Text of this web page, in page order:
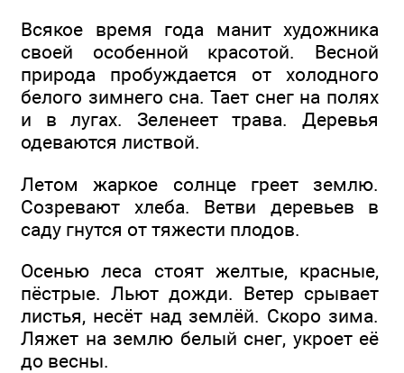
Всякое время года манит художника
своей особенной красотой. Весной
природа пробуждается от холодного
белого зимнего сна. Тает снег на полях
и в лугах. Зеленеет трава. Деревья
одеваются листвой.
Летом жаркое солнце греет землю.
Созревают хлеба. Ветви деревьев в
саду гнутся от тяжести плодов.
Осенью леса стоят желтые, красные,
пёстрые. Льют дожди. Ветер срывает
листья, несёт над землёй. Скоро зима.
Ляжет на землю белый снег, укроет её
до весны.